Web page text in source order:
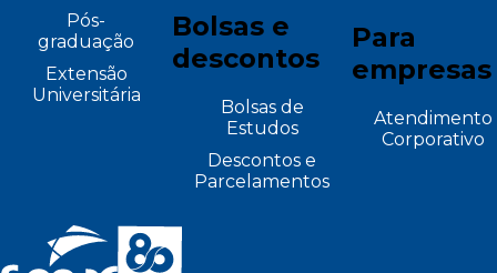
Pós-
graduação
Extensão
Universitária
Bolsas e
descontos
Bolsas de
Estudos
Descontos e
Parcelamentos
Para
empresas
Atendimento
Corporativo